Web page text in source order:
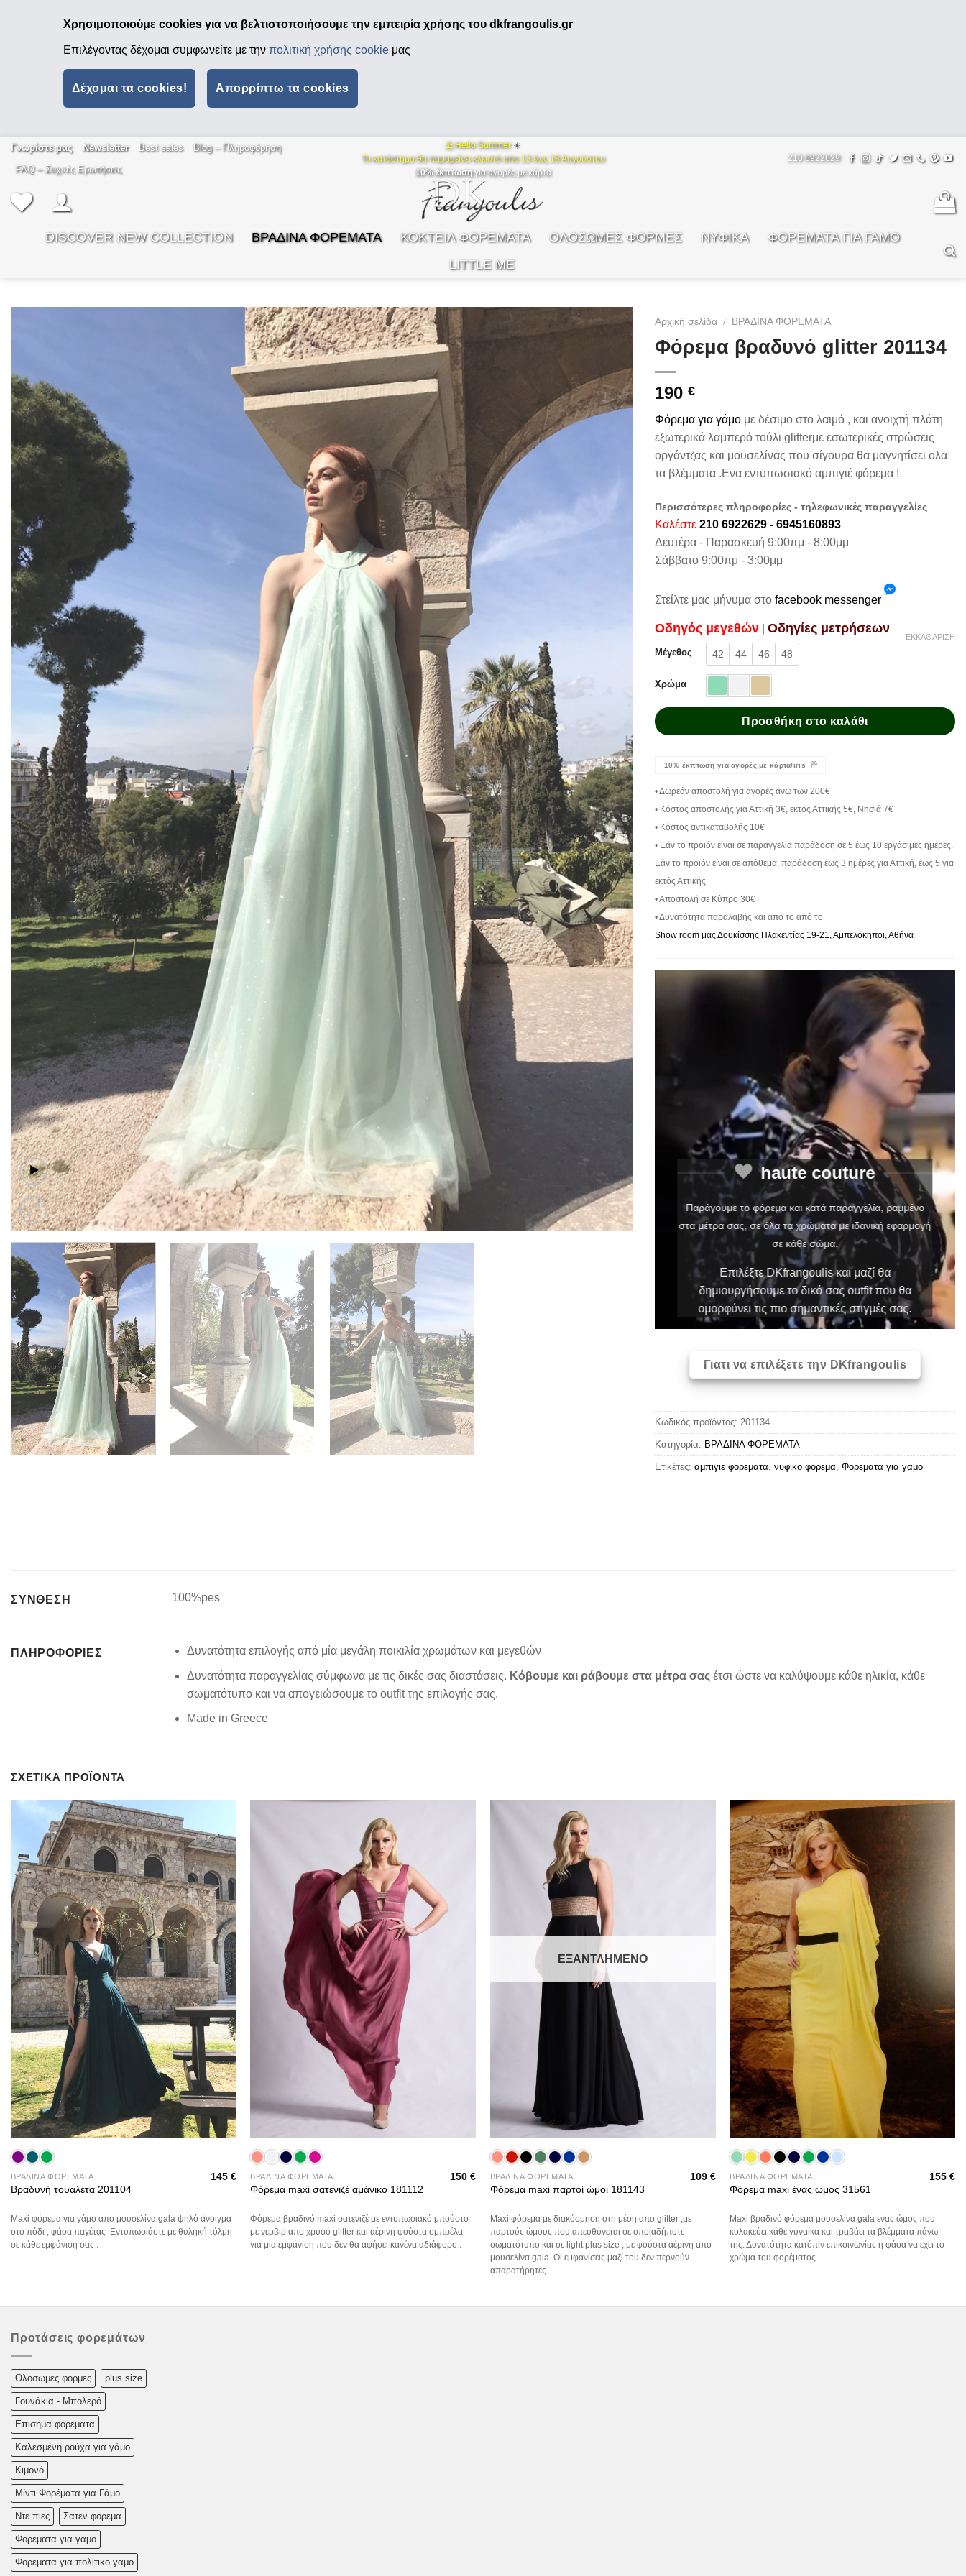
Χρησιμοποιούμε cookies για να βελτιστοποιήσουμε την εμπειρία χρήσης του dkfrangoulis.gr
Επιλέγοντας δέχομαι συμφωνείτε με την πολιτική χρήσης cookie μας
Δέχομαι τα cookies! Απορρίπτω τα cookies
Μετάβαση
Γνωρίστε μας Newsletter Best sales
Βlog – Πληροφόρηση
FAQ – Συχνές Ερωτήσεις
⛱ Hello Summer ☀️
Το κατάστημα θα παραμείνει κλειστό απο 13 έως 18 Αυγούστου
10% έκπτωσηγια αγορές με κάρτα
210 6922629
DISCOVER NEW COLLECTION ΒΡΑΔΙΝΑ ΦΟΡΕΜΑΤΑ ΚΟΚΤΕΙΛ ΦΟΡΕΜΑΤΑ ΟΛΟΣΩΜΕΣ ΦΟΡΜΕΣ ΝΥΦΙΚΑ
ΦOΡΕΜΑΤΑ ΓΙΑ ΓΑΜΟ
LITTLE ME
wishlist
Αρχική σελίδα / ΒΡΑΔΙΝΑ ΦΟΡΕΜΑΤΑ
Φόρεμα βραδυνό glitter 201134
190 €
Φόρεμα για γάμο με δέσιμο στο λαιμό , και ανοιχτή πλάτη
εξωτερικά λαμπερό τούλι glitterμε εσωτερικές στρώσεις
οργάντζας και μουσελίνας που σίγουρα θα μαγνητίσει ολα
τα βλέμματα .Ενα εντυπωσιακό αμπιγιέ φόρεμα !
Περισσότερες πληροφορίες - τηλεφωνικές παραγγελίες
Καλέστε 210 6922629 - 6945160893
Δευτέρα - Παρασκευή 9:00πμ - 8:00μμ
Σάββατο 9:00πμ - 3:00μμ
Στείλτε μας μήνυμα στο facebook messenger
Oδηγός μεγεθών Oδηγίες μετρήσεων
Μέγεθος 42 44 46 48
Χρώμα
ΕΚΚΑΘΆΡΙΣΗ
Προσθήκη στο καλάθι
10% έκπτωση για αγορές με κάρτα/iris
• Δωρεάν αποστολή για αγορές άνω των 200€
• Κόστος αποστολής για Αττική 3€, εκτός Αττικής 5€, Νησιά 7€
• Κόστος αντικαταβολής 10€
• Εάν το προιόν είναι σε παραγγελία παράδοση σε 5 έως 10 εργάσιμες ημέρες.
Εάν το προιόν είναι σε απόθεμα, παράδοση έως 3 ημέρες για Αττική, έως 5 για
εκτός Αττικής
• Αποστολή σε Κύπρο 30€
• Δυνατότητα παραλαβής και από το από το
Show room μας Δουκίσσης Πλακεντίας 19-21, Αμπελόκηποι, Αθήνα
haute couture
Παράγουμε το φόρεμα και κατά παραγγελία, ραμμένο
στα μέτρα σας, σε όλα τα χρώματα με ιδανική εφαρμογή
σε κάθε σώμα.
Επιλέξτε DKfrangoulis και μαζί θα
δημιουργήσουμε το δικό σας outfit που θα
ομορφύνει τις πιο σημαντικές στιγμές σας.
Γιατι να επιλέξετε την DKfrangoulis
Κωδικός προϊόντος: 201134
Κατηγορία: ΒΡΑΔΙΝΑ ΦΟΡΕΜΑΤΑ
Ετικέτες: αμπιγιε φορεματα, νυφικο φορεμα, Φορεματα για γαμο
ΣΥΝΘΕΣΗ 100%pes
ΠΛΗΡΟΦΟΡΊΕΣ Δυνατότητα επιλογής από μία μεγάλη ποικιλία χρωμάτων και μεγεθών
Δυνατότητα παραγγελίας σύμφωνα με τις δικές σας διαστάσεις. Κόβουμε και ράβουμε στα μέτρα σας έτσι ώστε να καλύψουμε κάθε ηλικία, κάθε
σωματότυπο και να απογειώσουμε το outfit της επιλογής σας.
Made in Greece
ΣΧΕΤΙΚΆ ΠΡΟΪΌΝΤΑ
Add to
wishlist
+
ΒΡΑΔΙΝΑ ΦΟΡΕΜΑΤΑ
Βραδυνή τουαλέτα 201104
145 €
Maxi φόρεμα για γάμο απο μουσελίνα gala ψηλό άνοιγμα
στο πόδι , φάσα παγέτας .Εντυπωσιάστε με θυληκή τόλμη
σε κάθε εμφάνιση σας .
ΒΡΑΔΙΝΑ ΦΟΡΕΜΑΤΑ
Φόρεμα maxi σατενιζέ αμάνικο 181112
150€
Φόρεμα βραδινό maxi σατενιζέ με εντυπωσιακό μπούστο
με νερβιρ απο χρυσό glitter και αέρινη φούστα ομπρέλα
για μια εμφάνιση που δεν θα αφήσει κανένα αδιάφορο .
+
ΕΞΑΝΤΛΗΜΈΝΟ
ΒΡΑΔΙΝΑ ΦΟΡΕΜΑΤΑ
Φόρεμα maxi παρτοί ώμοι 181143
109 €
Maxi φόρεμα με διακόσμηση στη μέση απο glitter ,με
παρτούς ώμους που απευθύνεται σε οποιαδήποτε
σωματότυπο και σε light plus size , με φούστα αέρινη απο
μουσελίνα gala .Οι εμφανίσεις μαζί του δεν περνούν
απαρατήρητες .
+
ΒΡΑΔΙΝΑ ΦΟΡΕΜΑΤΑ
Φόρεμα maxi ένας ώμος 31561
155€
Maxi βραδινό φόρεμα μουσελίνα gala ενας ώμος που
κολακεύει κάθε γυναίκα και τραβάει τα βλέμματα πάνω
της. Δυνατότητα κατόπιν επικοινωνίας η φάσα να εχει το
χρώμα του φορέματος
Προτάσεις φορεμάτων
Oλoσωμες φoρμες plus size
Γουνάκια - Μπολερό
Επισημα φορεματα
Καλεσμένη ρούχα για γάμο
Κιμονό
Μίντι Φορέματα για Γάμο
Ντε πιες Σατεν φορεμα
Φορεματα για γαμο
Φορεματα για πολιτικο γαμο